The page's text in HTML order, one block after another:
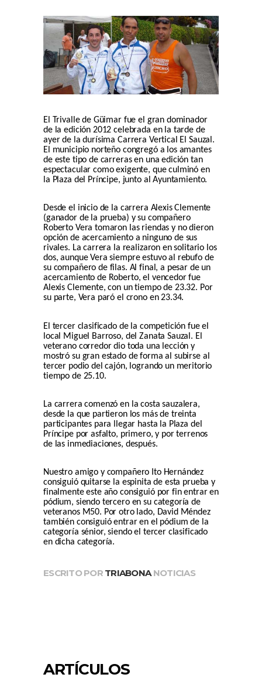
El Trivalle de Güimar fue el gran dominador
de la edición 2012 celebrada en la tarde de
ayer de la durísima Carrera Vertical El Sauzal.
El municipio norteño congregó a los amantes
de este tipo de carreras en una edición tan
espectacular como exigente, que culminó en
la Plaza del Príncipe, junto al Ayuntamiento.
Desde el inicio de la carrera Alexis Clemente
(ganador de la prueba) y su compañero
Roberto Vera tomaron las riendas y no dieron
opción de acercamiento a ninguno de sus
rivales. La carrera la realizaron en solitario los
dos, aunque Vera siempre estuvo al rebufo de
su compañero de filas. Al final, a pesar de un
acercamiento de Roberto, el vencedor fue
Alexis Clemente, con un tiempo de 23.32. Por
su parte, Vera paró el crono en 23.34.
El tercer clasificado de la competición fue el
local Miguel Barroso, del Zanata Sauzal. El
veterano corredor dio toda una lección y
mostró su gran estado de forma al subirse al
tercer podio del cajón, logrando un meritorio
tiempo de 25.10.
La carrera comenzó en la costa sauzalera,
desde la que partieron los más de treinta
participantes para llegar hasta la Plaza del
Príncipe por asfalto, primero, y por terrenos
de las inmediaciones, después.
Nuestro amigo y compañero Ito Hernández
consiguió quitarse la espinita de esta prueba y
finalmente este año consiguió por fin entrar en
pódium, siendo tercero en su categoría de
veteranos M50. Por otro lado, David Méndez
también consiguió entrar en el pódium de la
categoría sénior, siendo el tercer clasificado
en dicha categoría.
ESCRITO POR TRIABONA NOTICIAS
ARTÍCULOS